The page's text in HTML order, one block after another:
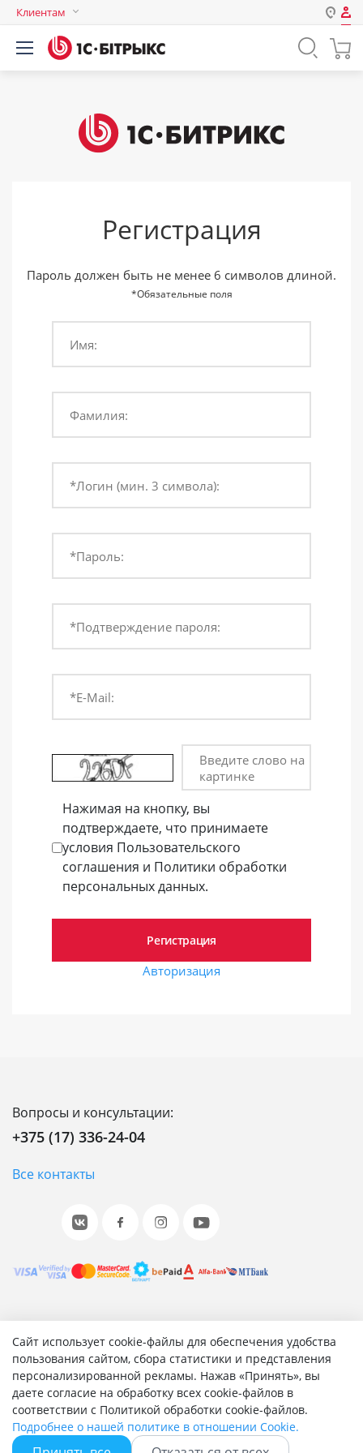
Сайт использует cookie-файлы для обеспечения удобства
пользования сайтом, сбора статистики и представления
персонализированной рекламы. Нажав «Принять», вы
даете согласие на обработку всех cookie-файлов в
соответствии с Политикой обработки cookie-файлов.
Подробнее о нашей политике в отношении Cookie.
Клиентам
Авторизация
Логин
Запомнить меня на этом
компьютере
Забыли свой пароль?
Регистрация
Пароль должен быть не менее 6 символов длиной.
*Обязательные поля
Имя:
Фамилия:
*Логин (мин. 3 символа):
*Пароль:
*Подтверждение пароля:
*E-Mail:
Введите слово на
картинке
Нажимая на кнопку, вы
подтверждаете, что принимаете
условия Пользовательского
соглашения и Политики обработки
персональных данных.
Авторизация
Вопросы и консультации:
+375 (17) 336-24-04
Все контакты
© 2001-2026 «Битрикс», «1С-Битрикс». Работает на 1С-
Битрикс: Управление сайтом.
Согласие на обработку персональных данных
Отзыв согласия на обработку персональных данных
Политика обработки персональных данных
Соглашение об использовании сайта